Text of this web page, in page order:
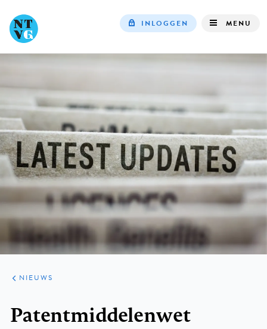
navigation
INLOGGEN MENU
ARTIKELEN
HET
KORT
NIEUWS
Patentmiddelenwet